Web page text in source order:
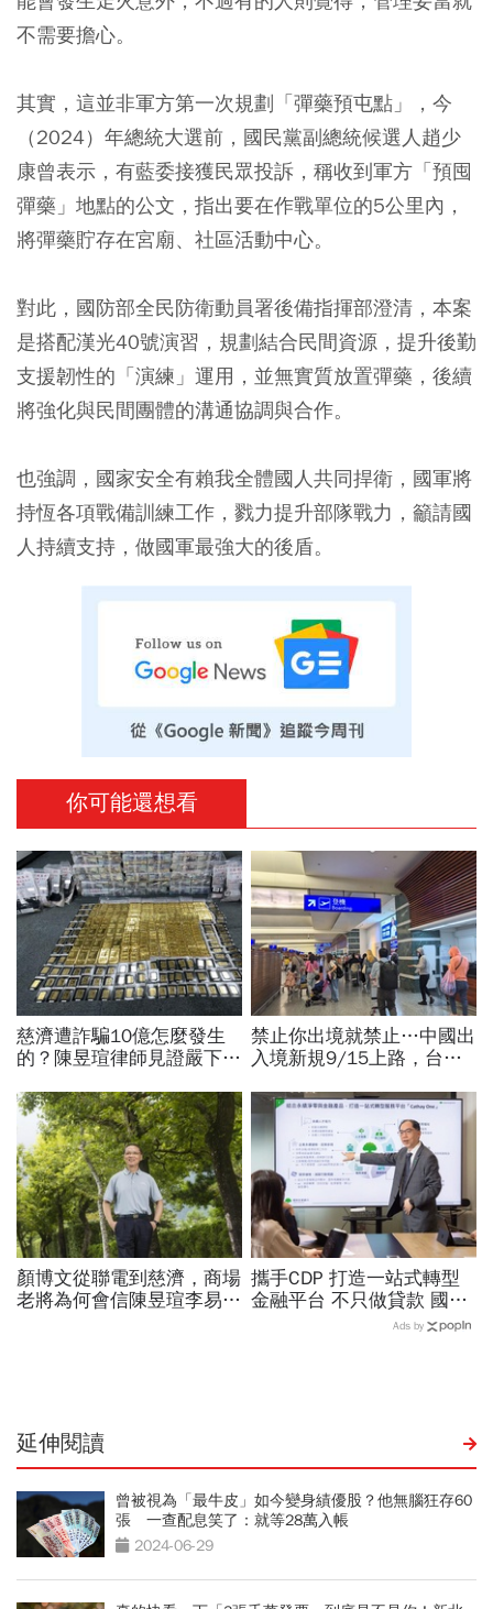
不需要擔心。
其實，這並非軍方第一次規劃「彈藥預屯點」，今
（2024）年總統大選前，國民黨副總統候選人趙少
康曾表示，有藍委接獲民眾投訴，稱收到軍方「預囤
彈藥」地點的公文，指出要在作戰單位的5公里內，
將彈藥貯存在宮廟、社區活動中心。
對此，國防部全民防衛動員署後備指揮部澄清，本案
是搭配漢光40號演習，規劃結合民間資源，提升後勤
支援韌性的「演練」運用，並無實質放置彈藥，後續
將強化與民間團體的溝通協調與合作。
也強調，國家安全有賴我全體國人共同捍衛，國軍將
持恆各項戰備訓練工作，戮力提升部隊戰力，籲請國
人持續支持，做國軍最強大的後盾。
你可能還想看
慈濟遭詐騙10億怎麼發生
的？陳昱瑄律師見證嚴下跪
金，洗錢手法曝光…慈濟回
應了
禁止你出境就禁止…中國出
入境新規9/15上路，台灣
職業特別注意：前例在這
顏博文從聯電到慈濟，商場
老將為何會信陳昱瑄李易
攜手CDP 打造一站式轉型
金融平台 不只做貸款 國泰
世華化身減碳顧問Ads by
延伸閱讀
曾被視為「最牛皮」如今變身績優股？他無腦狂存60
張 一查配息笑了：就等28萬入帳
2024-06-29